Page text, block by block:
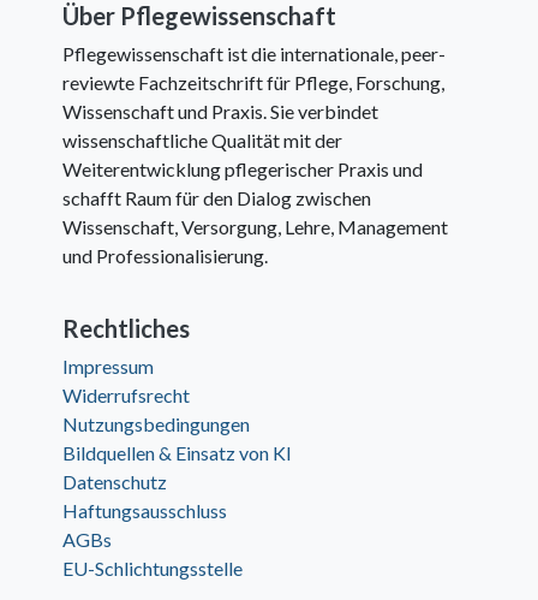
Über Pflegewissenschaft
Pflegewissenschaft ist die internationale, peer-
reviewte Fachzeitschrift für Pflege, Forschung,
Wissenschaft und Praxis. Sie verbindet
wissenschaftliche Qualität mit der
Weiterentwicklung pflegerischer Praxis und
schafft Raum für den Dialog zwischen
Wissenschaft, Versorgung, Lehre, Management
und Professionalisierung.
Rechtliches
Impressum
Widerrufsrecht
Nutzungsbedingungen
Bildquellen & Einsatz von KI
Datenschutz
Haftungsausschluss
AGBs
EU-Schlichtungsstelle